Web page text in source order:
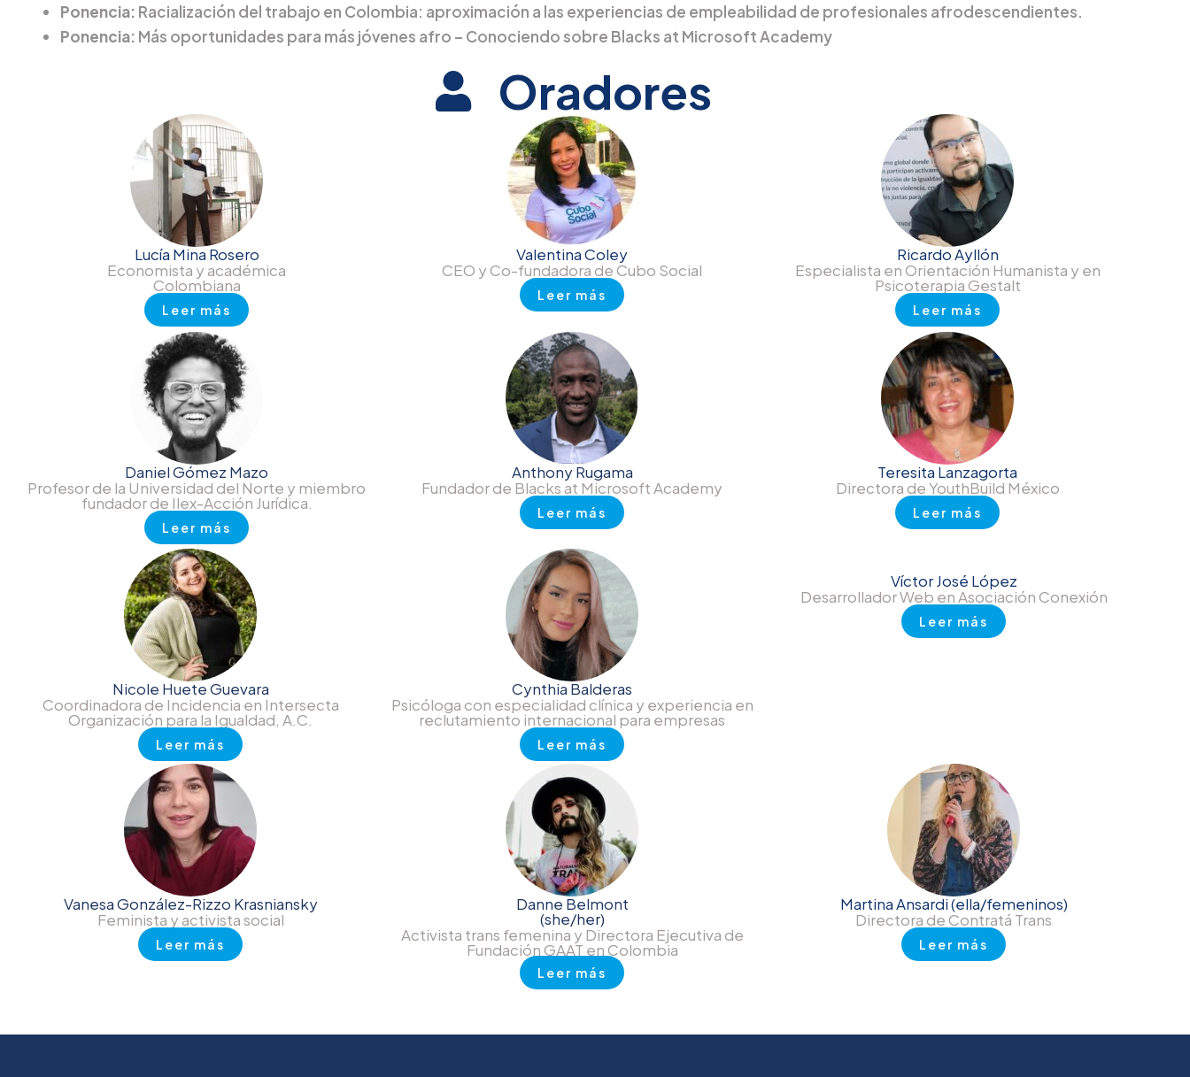
Ponencia: Racialización del trabajo en Colombia: aproximación a las experiencias de empleabilidad de profesionales afrodescendientes.
Ponencia: Más oportunidades para más jóvenes afro – Conociendo sobre Blacks at Microsoft Academy
Oradores
Lucía Mina Rosero
Economista y académica
Colombiana
Leer más
Valentina Coley
CEO y Co-fundadora de Cubo Social
Leer más
Ricardo Ayllón
Especialista en Orientación Humanista y en
Psicoterapia Gestalt
Leer más
Daniel Gómez Mazo
Profesor de la Universidad del Norte y miembro
fundador de Ilex-Acción Jurídica.
Leer más
Anthony Rugama
Fundador de Blacks at Microsoft Academy
Leer más
Teresita Lanzagorta
Directora de YouthBuild México
Leer más
Nicole Huete Guevara
Coordinadora de Incidencia en Intersecta
Organización para la Igualdad, A.C.
Leer más
Cynthia Balderas
Psicóloga con especialidad clínica y experiencia en
reclutamiento internacional para empresas
Leer más
Víctor José López
Desarrollador Web en Asociación Conexión
Leer más
Vanesa González-Rizzo Krasniansky
Feminista y activista social
Leer más
Danne Belmont
(she/her)
Activista trans femenina y Directora Ejecutiva de
Fundación GAAT en Colombia
Leer más
Martina Ansardi (ella/femeninos)
Directora de Contratá Trans
Leer más